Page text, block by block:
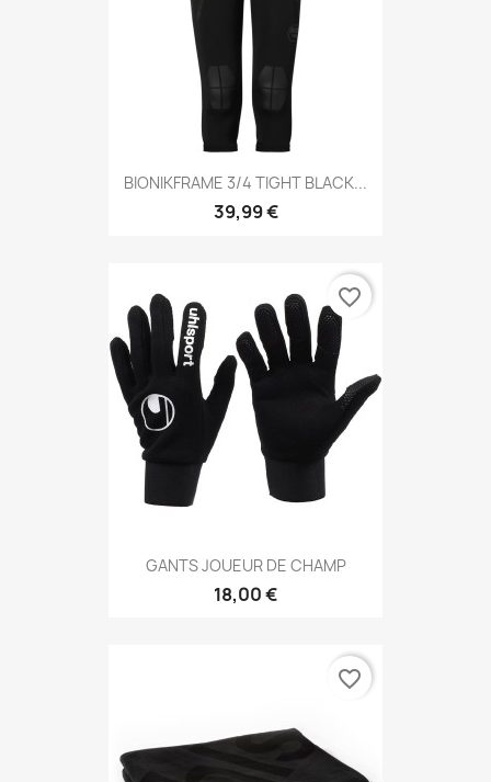
BIONIKFRAME 3/4 TIGHT BLACK...
39,99 €
GANTS JOUEUR DE CHAMP
18,00 €
favorite_border
favorite_border